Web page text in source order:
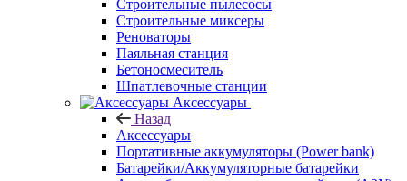
Строительные пылесосы
Строительные миксеры
Реноваторы
Паяльная станция
Бетоносмеситель
Шпатлевочные станции
Аксессуары
Назад
Аксессуары
Портативные аккумуляторы (Power bank)
Батарейки/Аккумуляторные батарейки